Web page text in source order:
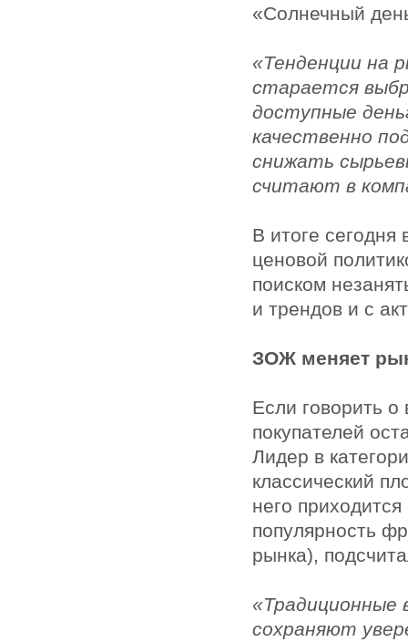
«Солнечный
«Тенденции на
старается
доступные
качественно
снижать
считают в
В итоге сегодня
ценовой
поиском
и трендов и с
ЗОЖ меняет
Если говорить о
покупателей
Лидер в
классический
него
популярность
рынка),
сохраняют